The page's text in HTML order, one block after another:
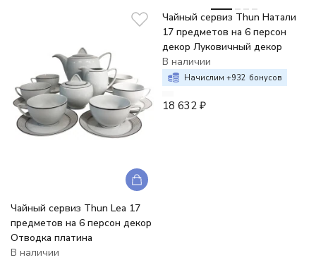
Чайный сервиз Thun Lea 17
предметов на 6 персон декор
Отводка платина
В наличии
Чайный сервиз Thun Натали
17 предметов на 6 персон
декор Луковичный декор
В наличии
Начислим +932 бонусов
18 632 ₽